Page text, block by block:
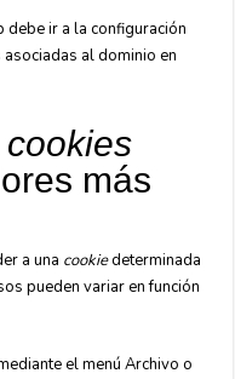
ir a la configuración
al dominio en
cookies
más
a una cookiedeterminada
pueden variar en función
el menú Archivo o